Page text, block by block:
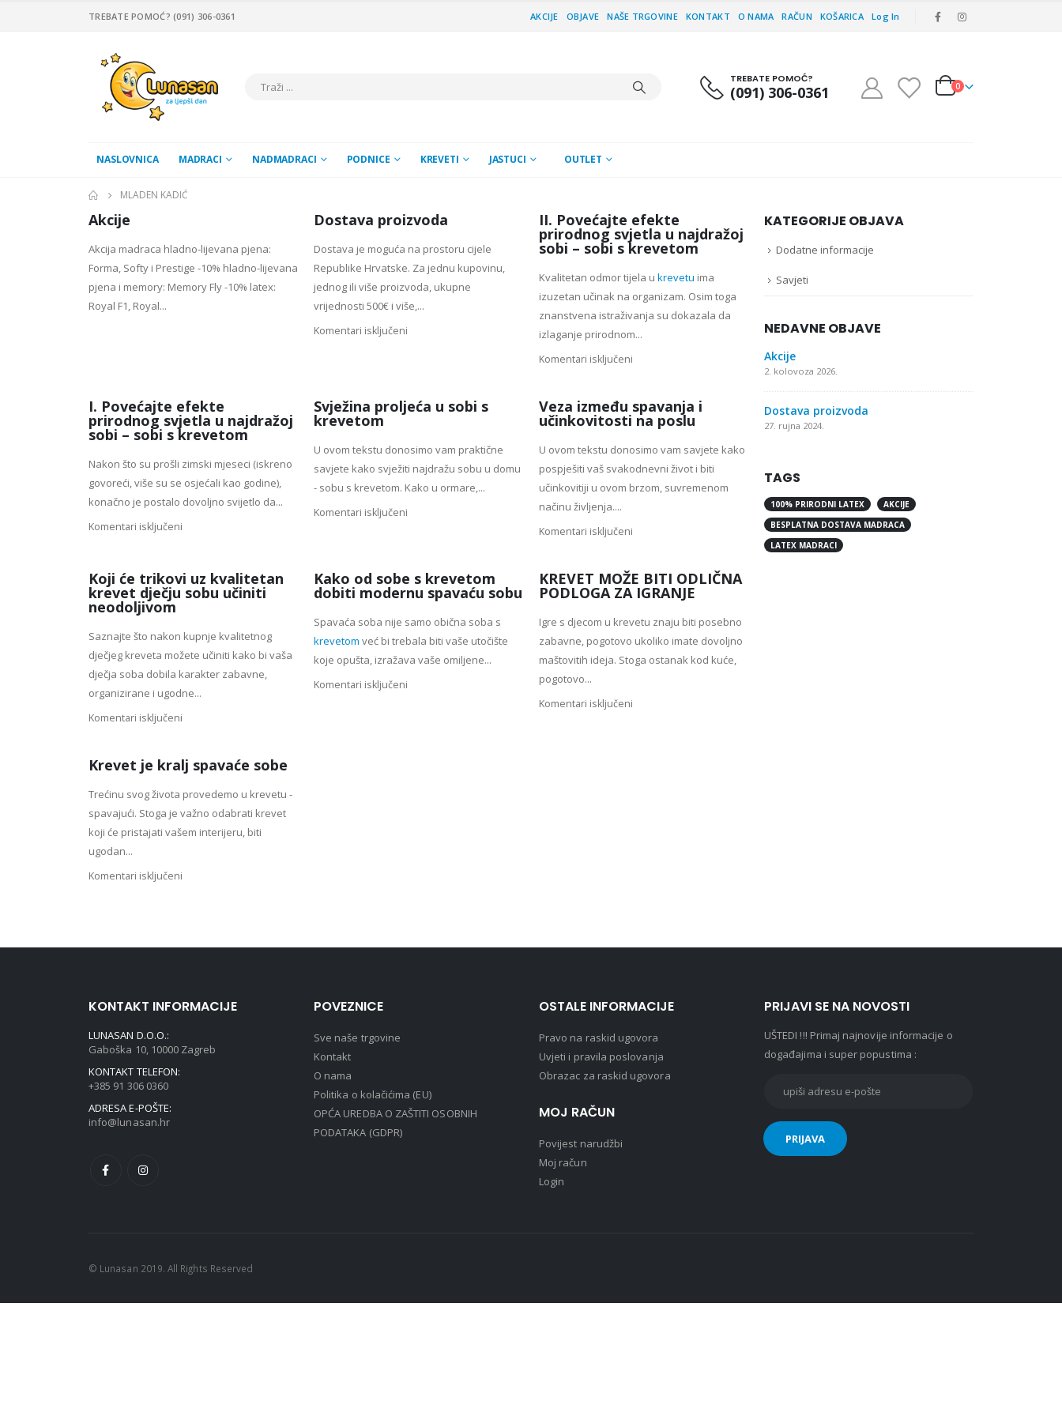
TREBATE POMOĆ? (091) 306-0361 AKCIJE OBJAVE NAŠE TRGOVINE KONTAKT O NAMA RAČUN KOŠARICA Log In
TREBATE POMOĆ?
(091) 306-0361 0
NASLOVNICA MADRACI NADMADRACI PODNICE KREVETI JASTUCI OUTLET
MLADEN KADIĆ
Akcije
Akcija madraca hladno-lijevana pjena:
Forma, Softy i Prestige -10% hladno-lijevana
pjena i memory: Memory Fly -10% latex:
Royal F1, Royal...
Dostava proizvoda
Dostava je moguća na prostoru cijele
Republike Hrvatske. Za jednu kupovinu,
jednog ili više proizvoda, ukupne
vrijednosti 500€ i više,...
Komentari isključeni
II. Povećajte efekte
prirodnog svjetla u najdražoj
sobi – sobi s krevetom
Kvalitetan odmor tijela u krevetu ima
izuzetan učinak na organizam. Osim toga
znanstvena istraživanja su dokazala da
izlaganje prirodnom...
Komentari isključeni
I. Povećajte efekte
prirodnog svjetla u najdražoj
sobi – sobi s krevetom
Nakon što su prošli zimski mjeseci (iskreno
govoreći, više su se osjećali kao godine),
konačno je postalo dovoljno svijetlo da...
Komentari isključeni
Svježina proljeća u sobi s
krevetom
U ovom tekstu donosimo vam praktične
savjete kako svježiti najdražu sobu u domu
- sobu s krevetom. Kako u ormare,...
Komentari isključeni
Veza između spavanja i
učinkovitosti na poslu
U ovom tekstu donosimo vam savjete kako
pospješiti vaš svakodnevni život i biti
učinkovitiji u ovom brzom, suvremenom
načinu življenja....
Komentari isključeni
Koji će trikovi uz kvalitetan
krevet dječju sobu učiniti
neodoljivom
Saznajte što nakon kupnje kvalitetnog
dječjeg kreveta možete učiniti kako bi vaša
dječja soba dobila karakter zabavne,
organizirane i ugodne...
Komentari isključeni
Kako od sobe s krevetom
dobiti modernu spavaću sobu
Spavaća soba nije samo obična soba s
krevetom već bi trebala biti vaše utočište
koje opušta, izražava vaše omiljene...
Komentari isključeni
KREVET MOŽE BITI ODLIČNA
PODLOGA ZA IGRANJE
Igre s djecom u krevetu znaju biti posebno
zabavne, pogotovo ukoliko imate dovoljno
maštovitih ideja. Stoga ostanak kod kuće,
pogotovo...
Komentari isključeni
Krevet je kralj spavaće sobe
Trećinu svog života provedemo u krevetu -
spavajući. Stoga je važno odabrati krevet
koji će pristajati vašem interijeru, biti
ugodan...
Komentari isključeni
KATEGORIJE OBJAVA
Dodatne informacije
Savjeti
NEDAVNE OBJAVE
Akcije
2. kolovoza 2026.
Dostava proizvoda
27. rujna 2024.
TAGS
100% PRIRODNI LATEX
AKCIJE
BESPLATNA DOSTAVA MADRACA
LATEX MADRACI
KONTAKT INFORMACIJE
LUNASAN D.O.O.:
Gaboška 10, 10000 Zagreb
KONTAKT TELEFON:
+385 91 306 0360
ADRESA E-POŠTE:
info@lunasan.hr
POVEZNICE
Sve naše trgovine
Kontakt
O nama
Politika o kolačićima (EU)
OPĆA UREDBA O ZAŠTITI OSOBNIH
PODATAKA (GDPR)
OSTALE INFORMACIJE
Pravo na raskid ugovora
Uvjeti i pravila poslovanja
Obrazac za raskid ugovora
MOJ RAČUN
Povijest narudžbi
Moj račun
Login
PRIJAVI SE NA NOVOSTI
UŠTEDI !!! Primaj najnovije informacije o
događajima i super popustima :
© Lunasan 2019. All Rights Reserved